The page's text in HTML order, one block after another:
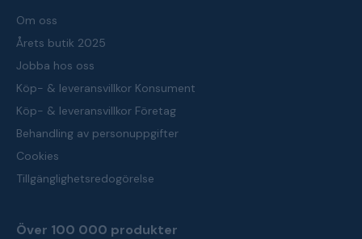
Om oss
Årets butik 2025
Jobba hos oss
Köp- & leveransvillkor Konsument
Köp- & leveransvillkor Företag
Behandling av personuppgifter
Cookies
Tillgänglighetsredogörelse
Över 100 000 produkter